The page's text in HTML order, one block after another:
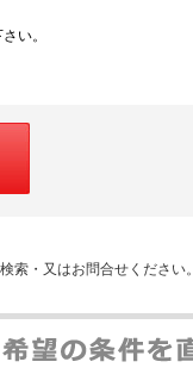
い。
索・又はお問合せください。